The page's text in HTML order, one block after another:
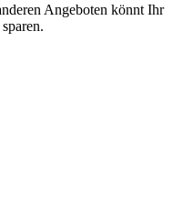
Angeboten könnt Ihr